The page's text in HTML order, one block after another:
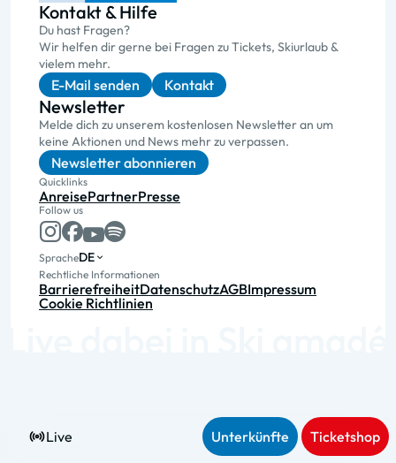
Live Unterkünfte Ticketshop
Kontakt & Hilfe
Du hast Fragen?
Wir helfen dir gerne bei Fragen zu Tickets, Skiurlaub &
vielem mehr.
E-Mail senden Kontakt
Newsletter
Melde dich zu unserem kostenlosen Newsletter an um
keine Aktionen und News mehr zu verpassen.
Newsletter abonnieren
Quicklinks
AnreisePartnerPresse
Follow us
SpracheDE
Rechtliche Informationen
BarrierefreiheitDatenschutzAGBImpressum
Cookie Richtlinien